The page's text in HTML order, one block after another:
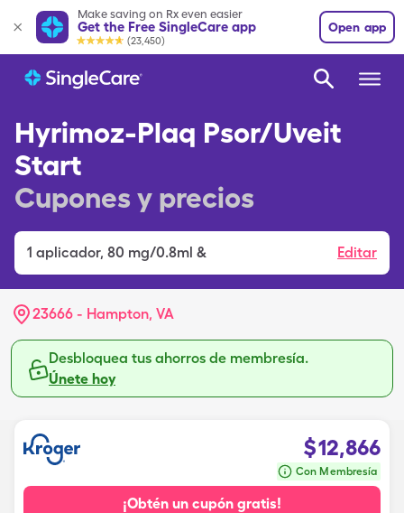
Make saving on Rx even easier
Get the Free SingleCare app
(23,450)
Open app
Hyrimoz-Plaq Psor/Uveit
Start
Cupones y precios
1 aplicador, 80 mg/0.8ml & Editar
23666 - Hampton, VA
Desbloquea tus ahorros de membresía.
Únete hoy
$12,866
Con Membresía
¡Obtén un cupón gratis!